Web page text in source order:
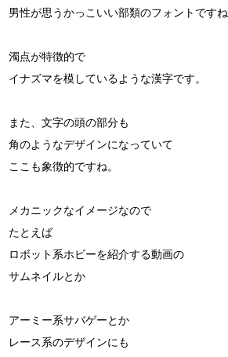
男性が思うかっこいい部類のフォントですね
濁点が特徴的で
イナズマを模しているような漢字です。
また、文字の頭の部分も
角のようなデザインになっていて
ここも象徴的ですね。
メカニックなイメージなので
たとえば
ロボット系ホビーを紹介する動画の
サムネイルとか
アーミー系サバゲーとか
レース系のデザインにも